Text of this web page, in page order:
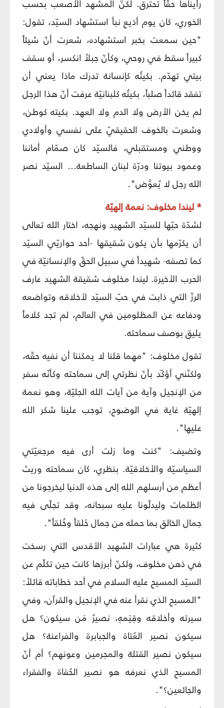
رأيناها حقّاً تحترق. لكنّ المشهد الأصعب بحسب
الخوري، كان يوم أذيع نبأ استشهاد السيّد، تقول:
"حين سمعت بخبر استشهاده، شعرت أنّ شيئاً
كبيراً سقط في روحي، وكأنّ جبلاً انكسر، أو سقف
بيتي تهدّم. بكيتُه كإنسانة تدرك ماذا يعني أن
تفقد قائداً صلباً، بكيتُه كلبنانيّة عرفت أنّ هذا الرجل
لم يخن الأرض ولا الدم ولا العهد. بكيته كوطن،
وشعرت بالخوف الحقيقيّ على نفسي وأولادي
ووطني ومستقبلي، فالسيّد كان صمّام أماننا
وعمود بيوتنا ودرّة لبنان الساطعة... السيّد نصر
الله رجل لا يُعوَّض".
* ليندا مخلوف: نعمة إلهيّة
لشدّة حبّها للسيّد الشهيد ونهجه، اختار الله تعالى
أن يكرّمها بأن يكون شقيقها -أحد حواريّي السيّد
كما تصفه- شهيداً في سبيل الحقّ والإنسانيّة في
الحرب الأخيرة. ليندا مخلوف شقيقة الشهيد عارف
الرزّ التي ذابت في حبّ السيّد لأخلاقه وتواضعه
ودفاعه عن المظلومين في العالم، لم تجد كلاماً
يليق بوصف سماحته.
تقول مخلوف: "مهما قلنا لا يمكننا أن نفيه حقّه،
ولكنّني أؤكّد بأنّ نظرتي إلى سماحته وكأنّه سفر
من الإنجيل وآية من آيات الله الجليّة، وهو نعمة
إلهيّة غاية في الوضوح، توجب علينا شكر الله
عليها".
وتضيف: "كنت وما زلت أرى فيه مرجعيّتي
السياسيّة والأخلاقيّة. بنظري، كان سماحته وريث
أعظم من أرسلهم الله إلى هذه الدنيا ليخرجونا من
الظلمات وليدلّونا عليه سبحانه، وقد تجلّى فيه
جمال الخالق بما حمله من جمال خَلقاً وخُلقاً".
كثيرة هي عبارات الشهيد الأقدس التي رسخت
في ذهن مخلوف، ولكنّ أبرزها كانت حين تكلّم عن
السيّد المسيح عليه السلام في أحد خطاباته قائلاً:
"المسيح الذي نقرأ عنه في الإنجيل والقرآن، وفي
سيرته وأخلاقه وقِيَمهِ، نصيرُ مَن سيكون؟ هل
سيكون نصير العُتاة والجبابرة والفراعنة؟ هل
سيكون نصير القتلة والمجرمين وعونهم؟ أم أنّ
المسيح الذي نعرفه هو نصير الحُفاة والفقراء
والجائعين؟".